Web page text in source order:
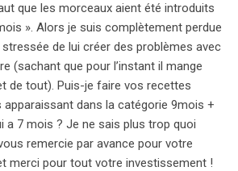
que les morceaux aient été introduits
». Alors je suis complètement perdue
de lui créer des problèmes avec
(sachant que pour l’instant il mange
de tout). Puis-je faire vos recettes
apparaissant dans la catégorie 9mois +
a 7 mois ? Je ne sais plus trop quoi
remercie par avance pour votre
merci pour tout votre investissement !